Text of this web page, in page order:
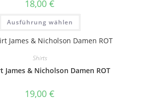
werden
18,00 €
Ausführung wählen
Dieses
weist
mehrere
Varianten
können
Shirts
James & Nicholson Damen ROT
19,00 €